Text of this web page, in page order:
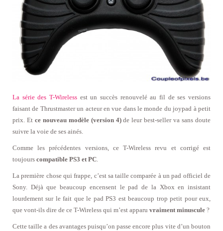
La série des T-Wireless est un succès renouvelé au fil de ses versions
faisant de Thrustmaster un acteur en vue dans le monde du joypad à petit
prix. Et ce nouveau modèle (version 4)de leur best-seller va sans doute
suivre la voie de ses ainés.
Comme les précédentes versions, ce T-Wireless revu et corrigé est
toujours compatible PS3 et PC.
La première chose qui frappe, c’est sa taille comparée à un pad officiel de
Sony. Déjà que beaucoup encensent le pad de la Xbox en insistant
lourdement sur le fait que le pad PS3 est beaucoup trop petit pour eux,
que vont-ils dire de ce T-Wireless qui m’est apparu vraiment minuscule ?
Cette taille a des avantages puisqu’on passe encore plus vite d’un bouton